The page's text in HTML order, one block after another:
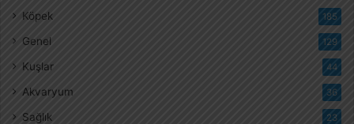
Köpek 185
Genel 129
Kuşlar 44
Akvaryum 36
Sağlık 23